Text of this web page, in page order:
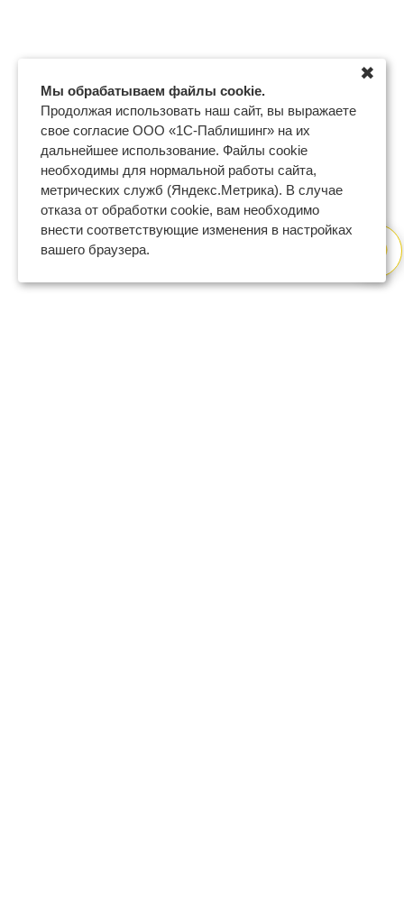
Мы обрабатываем файлы cookie.
Продолжая использовать наш сайт, вы выражаете
свое согласие ООО «1С-Паблишинг» на их
дальнейшее использование. Файлы cookie
необходимы для нормальной работы сайта,
метрических служб (Яндекс.Метрика). В случае
отказа от обработки cookie, вам необходимо
внести соответствующие изменения в настройках
вашего браузера.
✖